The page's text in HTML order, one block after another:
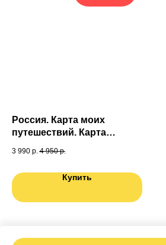
Россия. Карта моих
путешествий. Карта
специально для Вас. Карта
3 990 р. 4 950 р.
Купить